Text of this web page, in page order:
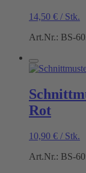
14,50 € / Stk.
Art.Nr.: BS-
Rot
10,90 € / Stk.
Art.Nr.: BS-